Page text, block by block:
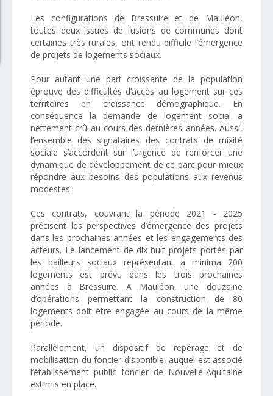
Les configurations de Bressuire et de Mauléon,
toutes deux issues de fusions de communes dont
certaines très rurales, ont rendu difficile l’émergence
de projets de logements sociaux.
Pour autant une part croissante de la population
éprouve des difficultés d’accès au logement sur ces
territoires en croissance démographique. En
conséquence la demande de logement social a
nettement crû au cours des dernières années. Aussi,
l’ensemble des signataires des contrats de mixité
sociale s’accordent sur l’urgence de renforcer une
dynamique de développement de ce parc pour mieux
répondre aux besoins des populations aux revenus
modestes.
Ces contrats, couvrant la période 2021 - 2025
précisent les perspectives d’émergence des projets
dans les prochaines années et les engagements des
acteurs. Le lancement de dix-huit projets portés par
les bailleurs sociaux représentant a minima 200
logements est prévu dans les trois prochaines
années à Bressuire. A Mauléon, une douzaine
d’opérations permettant la construction de 80
logements doit être engagée au cours de la même
période.
Parallèlement, un dispositif de repérage et de
mobilisation du foncier disponible, auquel est associé
l’établissement public foncier de Nouvelle-Aquitaine
est mis en place.